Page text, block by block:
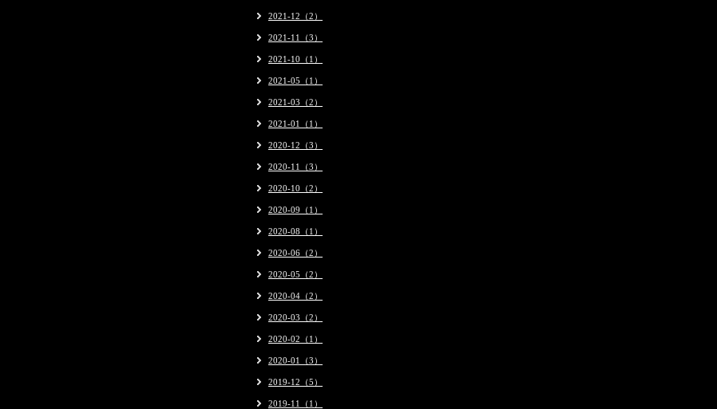
2021-12（2）
2021-11（3）
2021-10（1）
2021-05（1）
2021-03（2）
2021-01（1）
2020-12（3）
2020-11（3）
2020-10（2）
2020-09（1）
2020-08（1）
2020-06（2）
2020-05（2）
2020-04（2）
2020-03（2）
2020-02（1）
2020-01（3）
2019-12（5）
2019-11（1）